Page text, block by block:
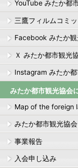
YouTube みたか都
三鷹フィルムコミ
Facebook みたか
Ｘ みたか都市観光
Instagram みたか
みたか都市観光協会
Map of the foreign
みたか都市観光協
事業報告
入会申し込み